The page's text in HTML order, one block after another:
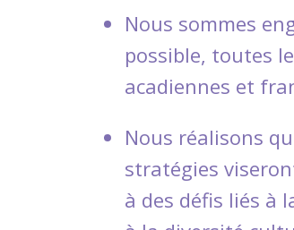
Nous sommes
possible, toutes
acadiennes et
Nous réalisons
stratégies
à des défis liés à